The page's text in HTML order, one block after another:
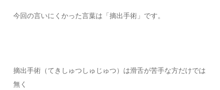
今回の言いにくかった言葉は「摘出手術」です。
摘出手術（てきしゅつしゅじゅつ）は滑舌が苦手な方だけでは
無く